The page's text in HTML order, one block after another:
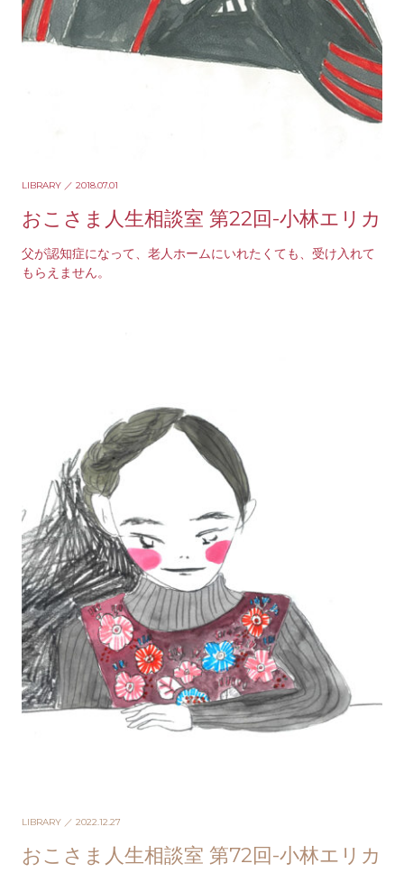
LIBRARY ／ 2018.07.01
おこさま人生相談室 第22回-小林エリカ
父が認知症になって、老人ホームにいれたくても、受け入れて
もらえません。
LIBRARY ／ 2022.12.27
おこさま人生相談室 第72回-小林エリカ